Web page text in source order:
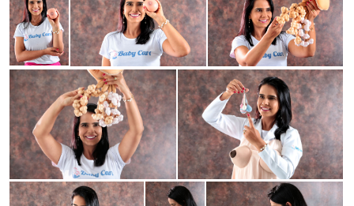
Guardar Guardar
Guardar Guardar Guardar